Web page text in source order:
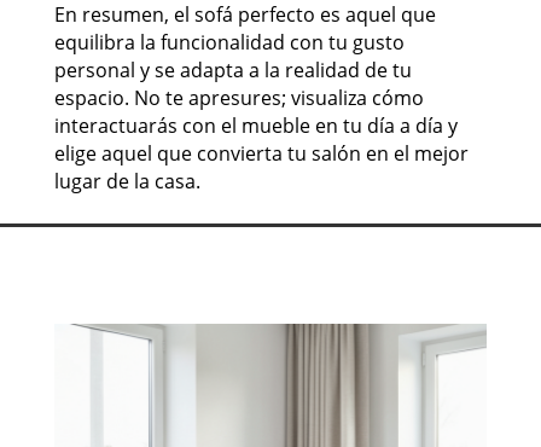
En resumen, el sofá perfecto es aquel que
equilibra la funcionalidad con tu gusto
personal y se adapta a la realidad de tu
espacio. No te apresures; visualiza cómo
interactuarás con el mueble en tu día a día y
elige aquel que convierta tu salón en el mejor
lugar de la casa.